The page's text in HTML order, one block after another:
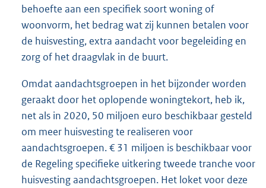
behoefte aan een specifiek soort woning of
woonvorm, het bedrag wat zij kunnen betalen voor
de huisvesting, extra aandacht voor begeleiding en
zorg of het draagvlak in de buurt.
Omdat aandachtsgroepen in het bijzonder worden
geraakt door het oplopende woningtekort, heb ik,
net als in 2020, 50 miljoen euro beschikbaar gesteld
om meer huisvesting te realiseren voor
aandachtsgroepen. € 31 miljoen is beschikbaar voor
de Regeling specifieke uitkering tweede tranche voor
huisvesting aandachtsgroepen. Het loket voor deze